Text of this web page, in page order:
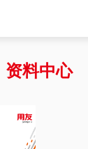
Vietnam
资料中心